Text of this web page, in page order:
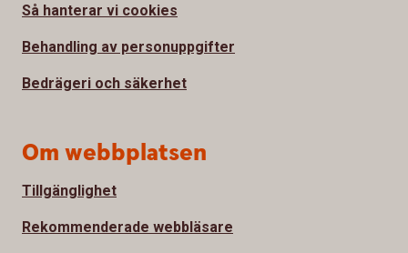
Så hanterar vi cookies
Behandling av personuppgifter
Bedrägeri och säkerhet
Om webbplatsen
Tillgänglighet
Rekommenderade webbläsare